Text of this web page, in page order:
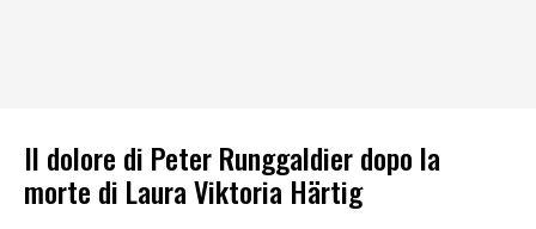
Il dolore di Peter Runggaldier dopo la
morte di Laura Viktoria Härtig